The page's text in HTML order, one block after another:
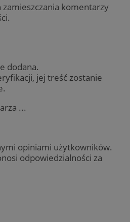
komentarzy
dodana.
jej treść zostanie
...
opiniami użytkowników.
odpowiedzialności za